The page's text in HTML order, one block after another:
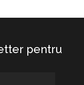
pentru